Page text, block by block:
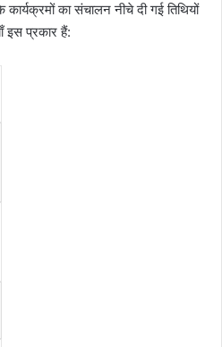
कार्यक्रमों का संचालन नीचे दी गई तिथियों
इस प्रकार हैं: